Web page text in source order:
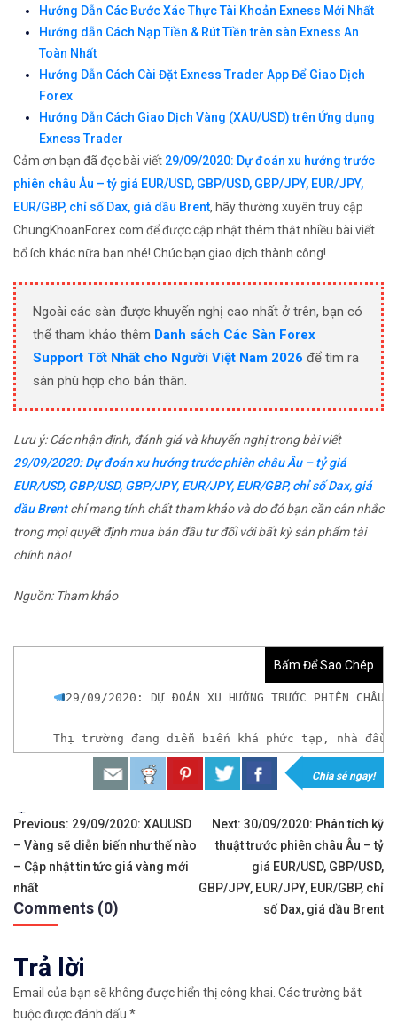
Hướng Dẫn Các Bước Xác Thực Tài Khoản Exness Mới Nhất
Hướng dẫn Cách Nạp Tiền & Rút Tiền trên sàn Exness An
Toàn Nhất
Hướng Dẫn Cách Cài Đặt Exness Trader App Để Giao Dịch
Forex
Hướng Dẫn Cách Giao Dịch Vàng (XAU/USD) trên Ứng dụng
Exness Trader
Cảm ơn bạn đã đọc bài viết 29/09/2020: Dự đoán xu hướng trước
phiên châu Âu – tỷ giá EUR/USD, GBP/USD, GBP/JPY, EUR/JPY,
EUR/GBP, chỉ số Dax, giá dầu Brent, hãy thường xuyên truy cập
ChungKhoanForex.com để được cập nhật thêm thật nhiều bài viết
bổ ích khác nữa bạn nhé! Chúc bạn giao dịch thành công!
Ngoài các sàn được khuyến nghị cao nhất ở trên, bạn có
thể tham khảo thêm Danh sách Các Sàn Forex
Support Tốt Nhất cho Người Việt Nam 2026 để tìm ra
sàn phù hợp cho bản thân.
Lưu ý: Các nhận định, đánh giá và khuyến nghị trong bài viết
29/09/2020: Dự đoán xu hướng trước phiên châu Âu – tỷ giá
EUR/USD, GBP/USD, GBP/JPY, EUR/JPY, EUR/GBP, chỉ số Dax, giá
dầu Brentchỉ mang tính chất tham khảo và do đó bạn cần cân nhắc
trong mọi quyết định mua bán đầu tư đối với bất kỳ sản phẩm tài
chính nào!
Nguồn: Tham khảo
Bấm Để Sao Chép
29/09/2020: DỰ ĐOÁN XU HƯỚNG TRƯỚC PHIÊN
Thị trường đang diễn biến khá phức tạp, nhà đầu
𝘟𝘦𝘮 𝘤𝘩𝘪 𝘵𝘪ế𝘵: https://chungkhoanforex.com/29-
𝐗𝐨á 𝐛ỏ 𝐥𝐨 𝐥ắ𝐧𝐠 𝐤𝐡𝐢 𝐭𝐡𝐚𝐦 𝐠𝐢𝐚 𝐭𝐡ị 𝐭𝐫ườ𝐧𝐠 𝐭à𝐢 𝐜𝐡í𝐧𝐡
𝘔ở 𝘵à𝘪 𝘬𝘩𝘰ả𝘯 𝘵𝘳ê𝘯 𝘴à𝘯 𝘌𝘹𝘯𝘦𝘴𝘴 𝘜𝘺 𝘛í𝘯 𝘷à 𝘱𝘩ù
𝘔ở 𝘵à𝘪 𝘬𝘩𝘰ả𝘯 𝘵𝘳ê𝘯 𝘴à𝘯 𝘐𝘊𝘔𝘢𝘳𝘬𝘦𝘵𝘴 𝘯ổ𝘪 𝘵𝘪ế𝘯𝘨
Chia sẻ ngay!
Tags:
Điều
hướng
bài
viết
Previous: 29/09/2020: XAUUSD
– Vàng sẽ diễn biến như thế nào
– Cập nhật tin tức giá vàng mới
nhất
Next: 30/09/2020: Phân tích kỹ
thuật trước phiên châu Âu – tỷ
giá EUR/USD, GBP/USD,
GBP/JPY, EUR/JPY, EUR/GBP, chỉ
số Dax, giá dầu Brent
Comments (0)
Trả lời
Email của bạn sẽ không được hiển thị công khai. Các trường bắt
buộc được đánh dấu *